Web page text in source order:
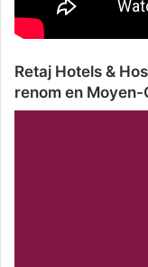
Retaj Hotels &
renom en Moyen-